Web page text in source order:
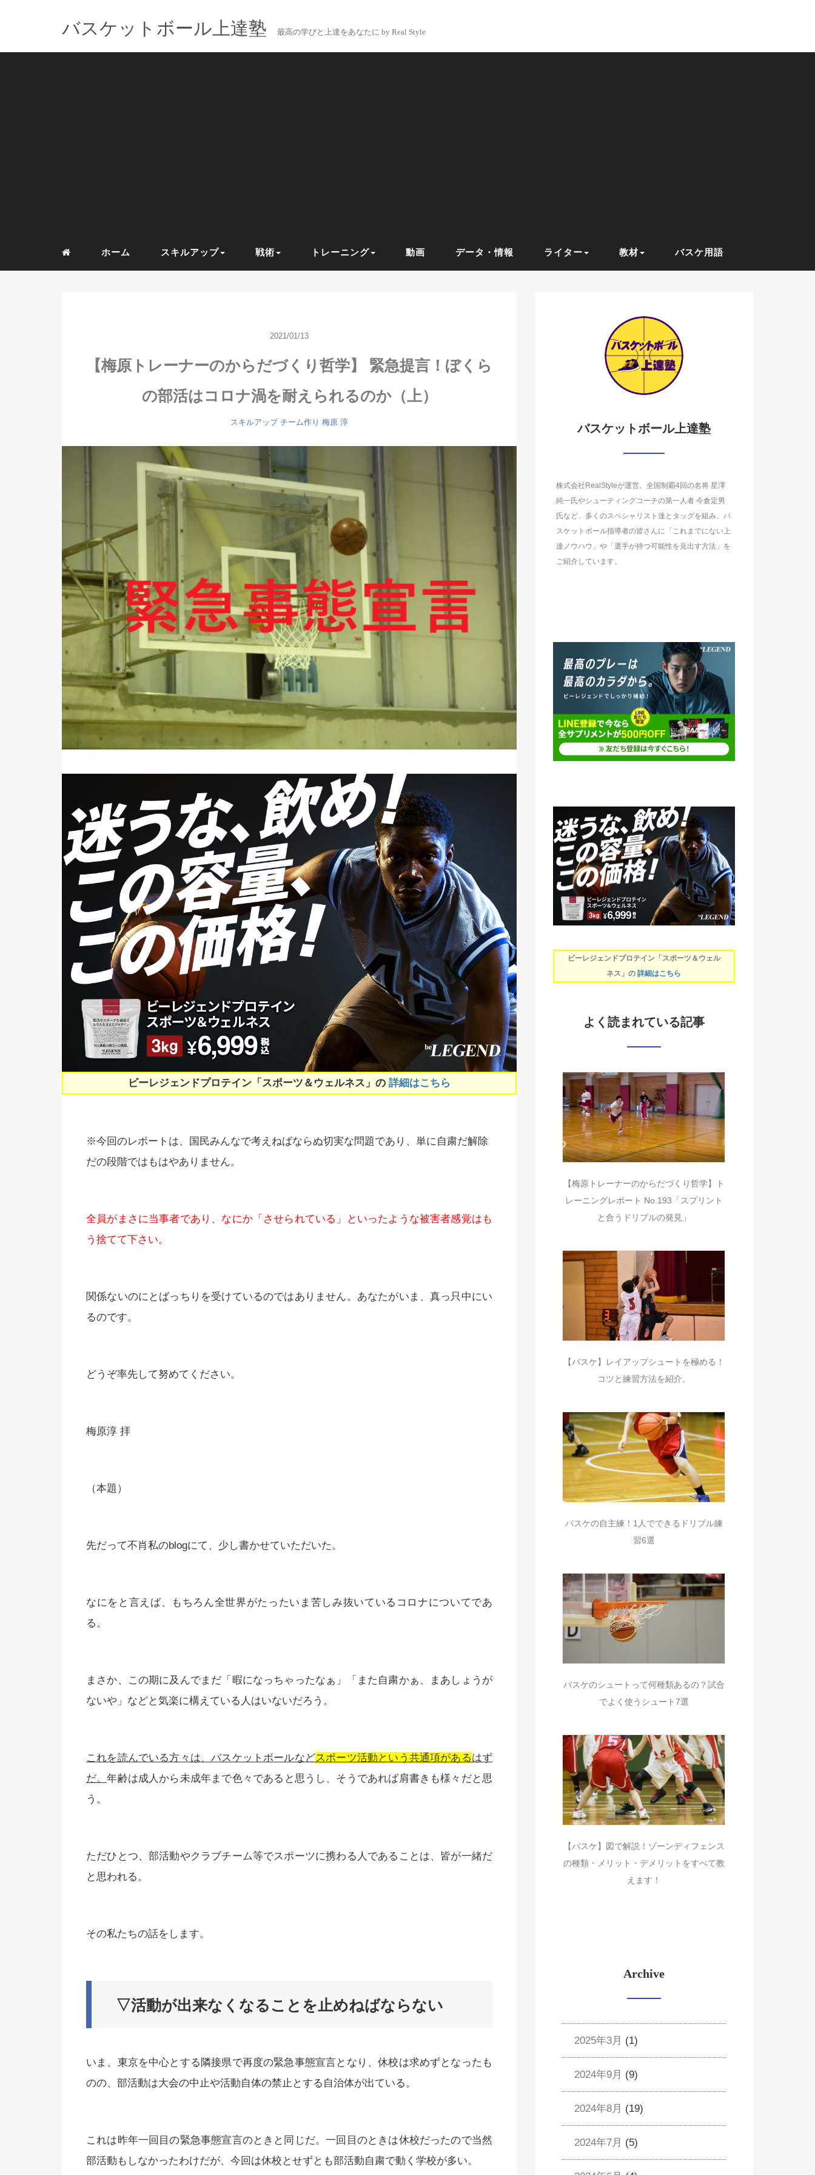
バスケットボール上達塾 最高の学びと上達をあなたに by Real Style
ホーム スキルアップ 戦術 トレーニング 動画 データ・情報 ライター 教材 バスケ用語
2021/01/13
【梅原トレーナーのからだづくり哲学】 緊急提言！ぼくら
の部活はコロナ渦を耐えられるのか（上）
スキルアップ チーム作り 梅原 淳
ビーレジェンドプロテイン「スポーツ＆ウェルネス」の 詳細はこちら
※今回のレポートは、国民みんなで考えねばならぬ切実な問題であり、単に自粛だ解除
だの段階ではもはやありません。
全員がまさに当事者であり、なにか「させられている」といったような被害者感覚はも
う捨てて下さい。
関係ないのにとばっちりを受けているのではありません。あなたがいま、真っ只中にい
るのです。
どうぞ率先して努めてください。
梅原淳 拝
（本題）
先だって不肖私のblogにて、少し書かせていただいた。
なにをと言えば、もちろん全世界がたったいま苦しみ抜いているコロナについてであ
る。
まさか、この期に及んでまだ「暇になっちゃったなぁ」「また自粛かぁ、まあしょうが
ないや」などと気楽に構えている人はいないだろう。
これを読んでいる方々は、バスケットボールなどスポーツ活動という共通項があるはず
だ。年齢は成人から未成年まで色々であると思うし、そうであれば肩書きも様々だと思
う。
ただひとつ、部活動やクラブチーム等でスポーツに携わる人であることは、皆が一緒だ
と思われる。
その私たちの話をします。
▽活動が出来なくなることを止めねばならない
いま、東京を中心とする隣接県で再度の緊急事態宣言となり、休校は求めずとなったも
のの、部活動は大会の中止や活動自体の禁止とする自治体が出ている。
これは昨年一回目の緊急事態宣言のときと同じだ。一回目のときは休校だったので当然
部活動もしなかったわけだが、今回は休校とせずとも部活動自粛で動く学校が多い。
バスケットボール上達塾
株式会社RealStyleが運営。全国制覇4回の名将 星澤
純一氏やシューティングコーチの第一人者 今倉定男
氏など、多くのスペシャリスト達とタッグを組み、バ
スケットボール指導者の皆さんに「これまでにない上
達ノウハウ」や「選手が持つ可能性を見出す方法」を
ご紹介しています。
ビーレジェンドプロテイン「スポーツ＆ウェル
ネス」の詳細はこちら
よく読まれている記事
【梅原トレーナーのからだづくり哲学】ト
レーニングレポート No.193「スプリント
と合うドリブルの発見」
【バスケ】レイアップシュートを極める！
コツと練習方法を紹介。
バスケの自主練！1人でできるドリブル練
習6選
バスケのシュートって何種類あるの？試合
でよく使うシュート7選
【バスケ】図で解説！ゾーンディフェンス
の種類・メリット・デメリットをすべて教
えます！
Archive
2025年3月 (1)
2024年9月 (9)
2024年8月 (19)
2024年7月 (5)